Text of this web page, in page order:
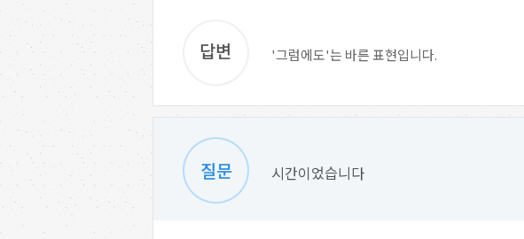
'그럼에도'는 바른 표현입니다.
시간이었습니다